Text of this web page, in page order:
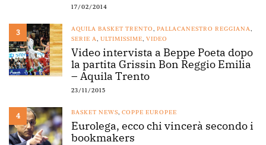
17/02/2014
3 AQUILA BASKET TRENTO, PALLACANESTRO REGGIANA,
SERIE A, ULTIMISSIME, VIDEO
Video intervista a Beppe Poeta dopo
la partita Grissin Bon Reggio Emilia
– Aquila Trento
23/11/2015
4 BASKET NEWS, COPPE EUROPEE
Eurolega, ecco chi vincerà secondo i
bookmakers